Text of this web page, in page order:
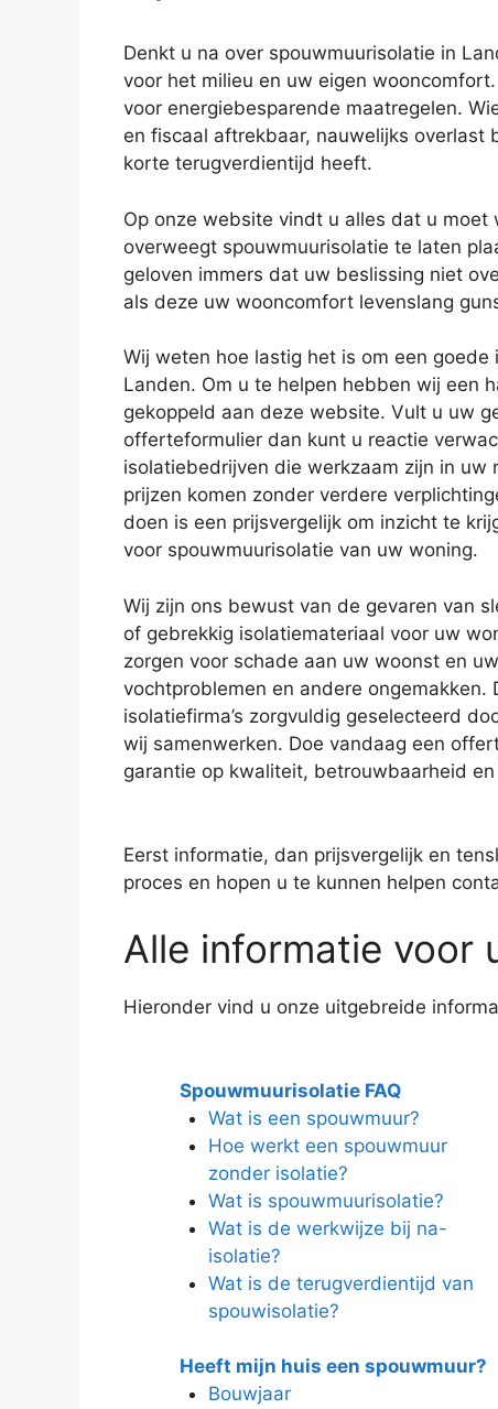
Denkt u na over spouwmuurisolatie in
voor het milieu en uw eigen
voor energiebesparende maatregelen.
en fiscaal aftrekbaar, nauwelijks overlast
korte terugverdientijd heeft.
Op onze website vindt u alles dat u moet
overweegt spouwmuurisolatie te laten
geloven immers dat uw beslissing niet
als deze uw wooncomfort levenslang
Wij weten hoe lastig het is om een
Landen. Om u te helpen hebben wij een
gekoppeld aan deze website. Vult u uw
offerteformulier dan kunt u reactie
isolatiebedrijven die werkzaam zijn in uw
prijzen komen zonder verdere
doen is een prijsvergelijk om inzicht te
voor spouwmuurisolatie van uw woning.
Wij zijn ons bewust van de gevaren van
of gebrekkig isolatiemateriaal voor uw
zorgen voor schade aan uw woonst en
vochtproblemen en andere ongemakken.
isolatiefirma’s zorgvuldig geselecteerd
wij samenwerken. Doe vandaag een
garantie op kwaliteit, betrouwbaarheid
Eerst informatie, dan prijsvergelijk en
proces en hopen u te kunnen helpen
Alle informatie voor
Hieronder vind u onze uitgebreide
Spouwmuurisolatie FAQ
Wat is een spouwmuur?
Hoe werkt een spouwmuur
zonder isolatie?
Wat is spouwmuurisolatie?
Wat is de werkwijze bij na-
isolatie?
Wat is de terugverdientijd van
spouwisolatie?
Heeft mijn huis een spouwmuur?
Bouwjaar